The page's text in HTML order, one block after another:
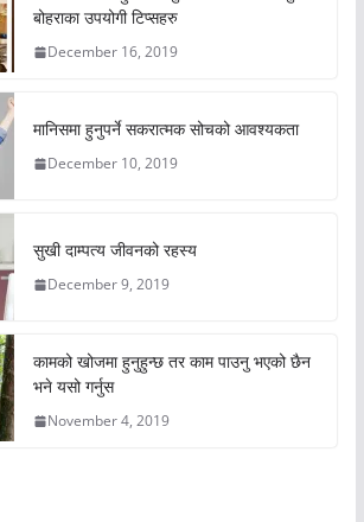
बोहराका उपयोगी टिप्सहरु
December 16, 2019
मानिसमा हुनुपर्ने सकरात्मक सोचको आवश्यकता
December 10, 2019
सुखी दाम्पत्य जीवनको रहस्य
December 9, 2019
कामको खोजमा हुनुहुन्छ तर काम पाउनु भएको छैन
भने यसो गर्नुस
November 4, 2019